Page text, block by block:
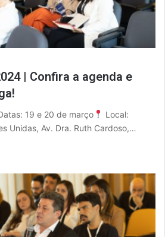
| Confira a agenda e
19 e 20 de março
Local:
Unidas, Av. Dra. Ruth Cardoso,…